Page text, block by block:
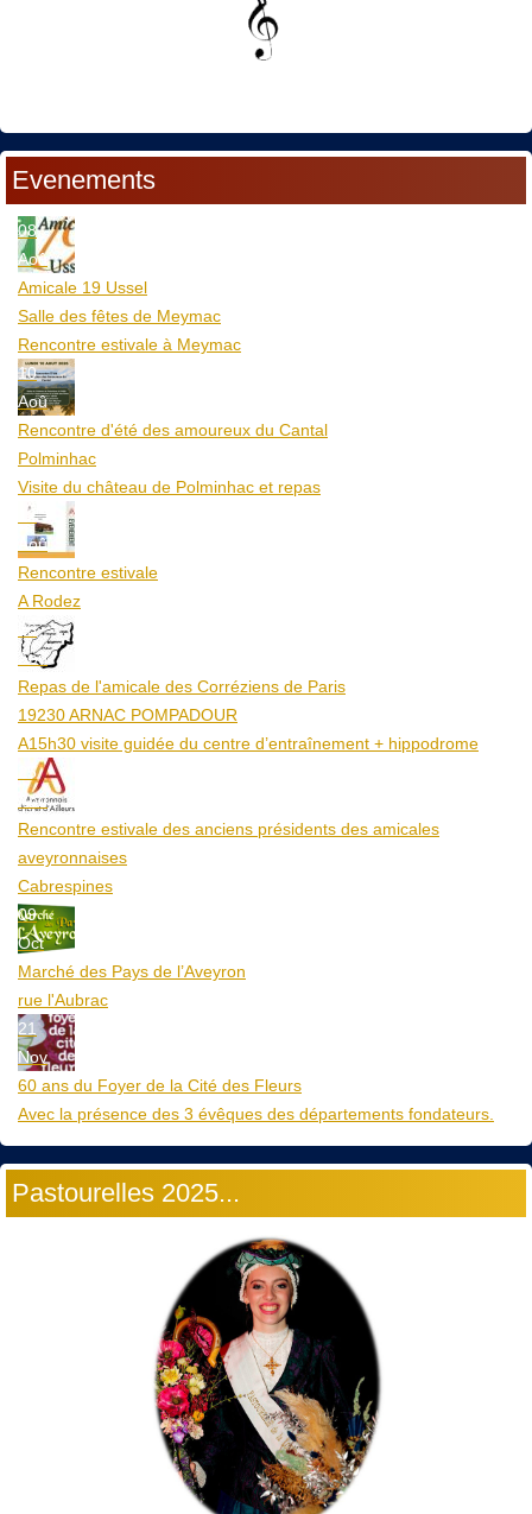
Evenements
08
Aoû
Amicale 19 Ussel
Salle des fêtes de Meymac
Rencontre estivale à Meymac
10
Aoû
Rencontre d'été des amoureux du Cantal
Polminhac
Visite du château de Polminhac et repas
12
Aoû
Rencontre estivale
A Rodez
23
Aoû
Repas de l'amicale des Corréziens de Paris
19230 ARNAC POMPADOUR
A15h30 visite guidée du centre d’entraînement + hippodrome
25
Aoû
Rencontre estivale des anciens présidents des amicales
aveyronnaises
Cabrespines
09
Oct
Marché des Pays de l’Aveyron
rue l'Aubrac
21
Nov
60 ans du Foyer de la Cité des Fleurs
Avec la présence des 3 évêques des départements fondateurs.
Pastourelles 2025...